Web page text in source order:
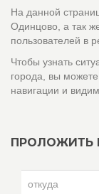
На данной
Одинцово, а так
пользователей в
Чтобы узнать
города, вы
навигации и
ПРОЛОЖИТЬ